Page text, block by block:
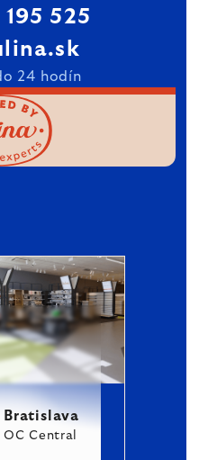
525
24 hodín
Bratislava
OC Central